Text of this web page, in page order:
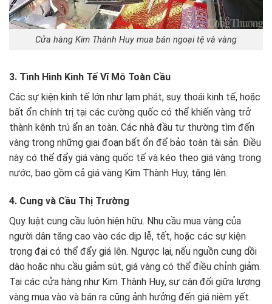
Cửa hàng Kim Thành Huy mua bán ngoại tệ và vàng
3. Tình Hình Kinh Tế Vĩ Mô Toàn Cầu
Các sự kiện kinh tế lớn như lạm phát, suy thoái kinh tế, hoặc
bất ổn chính trị tại các cường quốc có thể khiến vàng trở
thành kênh trú ẩn an toàn. Các nhà đầu tư thường tìm đến
vàng trong những giai đoạn bất ổn để bảo toàn tài sản. Điều
này có thể đẩy giá vàng quốc tế và kéo theo giá vàng trong
nước, bao gồm cả giá vàng Kim Thành Huy, tăng lên.
4. Cung và Cầu Thị Trường
Quy luật cung cầu luôn hiện hữu. Nhu cầu mua vàng của
người dân tăng cao vào các dịp lễ, tết, hoặc các sự kiện
trọng đại có thể đẩy giá lên. Ngược lại, nếu nguồn cung dồi
dào hoặc nhu cầu giảm sút, giá vàng có thể điều chỉnh giảm.
Tại các cửa hàng như Kim Thành Huy, sự cân đối giữa lượng
vàng mua vào và bán ra cũng ảnh hưởng đến giá niêm yết.